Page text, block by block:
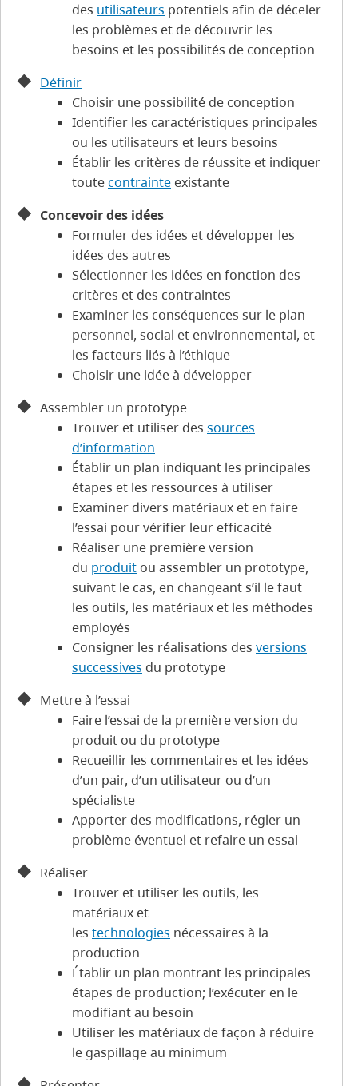
des utilisateurs potentiels afin de déceler
les problèmes et de découvrir les
besoins et les possibilités de conception
Définir
Choisir une possibilité de conception
Identifier les caractéristiques principales
ou les utilisateurs et leurs besoins
Établir les critères de réussite et indiquer
toutecontrainte existante
Concevoir des idées
Formuler des idées et développer les
idées des autres
Sélectionner les idées en fonction des
critères et des contraintes
Examiner les conséquences sur le plan
personnel, social et environnemental, et
les facteurs liés à l’éthique
Choisir une idée à développer
Assembler un prototype
Trouver et utiliser des sources
d’information
Établir un plan indiquant les principales
étapes et les ressources à utiliser
Examiner divers matériaux et en faire
l’essai pour vérifier leur efficacité
Réaliser une première version
du produit ou assembler un prototype,
suivant le cas, en changeant s’il le faut
les outils, les matériaux et les méthodes
employés
Consigner les réalisations des versions
successives du prototype
Mettre à l’essai
Faire l’essai de la première version du
produit ou du prototype
Recueillir les commentaires et les idées
d’un pair, d’un utilisateur ou d’un
spécialiste
Apporter des modifications, régler un
problème éventuel et refaire un essai
Réaliser
Trouver et utiliser les outils, les
matériaux et
les technologies nécessaires à la
production
Établir un plan montrant les principales
étapes de production; l’exécuter en le
modifiant au besoin
Utiliser les matériaux de façon à réduire
le gaspillage au minimum